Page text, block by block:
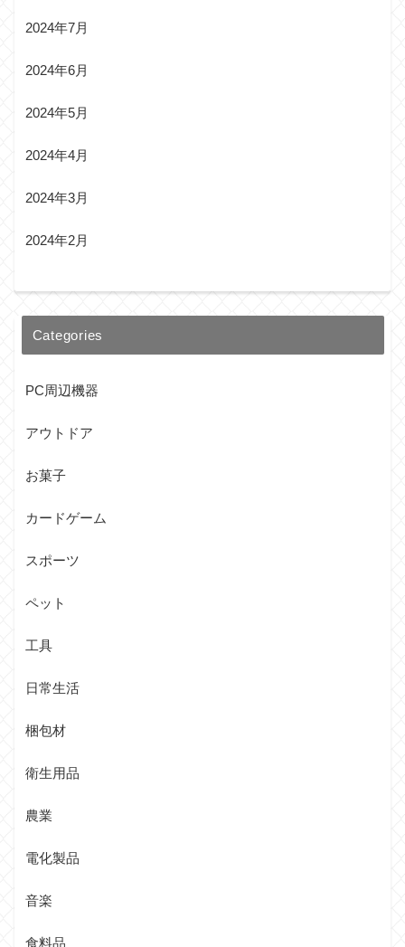
2024年7月
2024年6月
2024年5月
2024年4月
2024年3月
2024年2月
Categories
PC周辺機器
アウトドア
お菓子
カードゲーム
スポーツ
ペット
工具
日常生活
梱包材
衛生用品
農業
電化製品
音楽
食料品